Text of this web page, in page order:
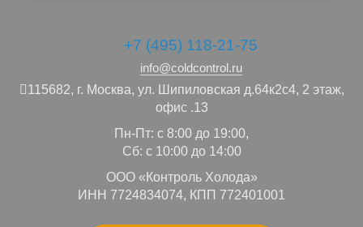
+7 (495) 118-21-75
info@coldcontrol.ru
115682, г. Москва, ул. Шипиловская д.64к2с4, 2 этаж,
офис .13
Пн-Пт: с 8:00 до 19:00,
Сб: с 10:00 до 14:00
ООО «Контроль Холода»
ИНН 7724834074, КПП 772401001